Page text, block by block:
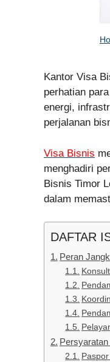
Kantor Visa
perhatian
energi,
perjalanan
Visa Bisnis
menghadiri
Bisnis Timor
dalam
DAFTAR
Peran